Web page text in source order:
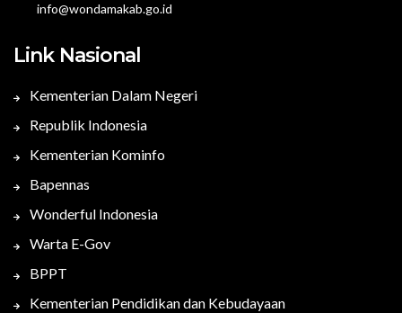
info@wondamakab.go.id
Link Nasional
Kementerian Dalam Negeri
Republik Indonesia
Kementerian Kominfo
Bapennas
Wonderful Indonesia
Warta E-Gov
BPPT
Kementerian Pendidikan dan Kebudayaan